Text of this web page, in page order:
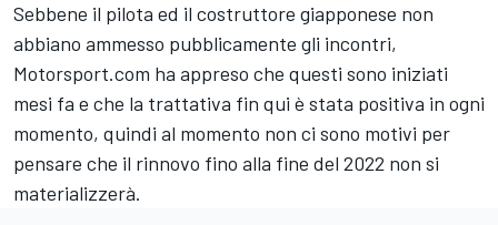
Sebbene il pilota ed il costruttore giapponese non
abbiano ammesso pubblicamente gli incontri,
Motorsport.com ha appreso che questi sono iniziati
mesi fa e che la trattativa fin qui è stata positiva in ogni
momento, quindi al momento non ci sono motivi per
pensare che il rinnovo fino alla fine del 2022 non si
materializzerà.